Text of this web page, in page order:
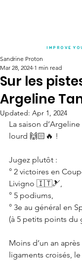
IMPROVE
Sur les
Argeline
Sandrine Proton
Mar 28, 2024 1 min read
Updated: Apr 1, 2024
La saison
lourd 🙌🏻🔥 !
Jugez plutôt :
° 2 victoires en
Livigno 🇮🇹🎿,
° 5 podiums,
° 3e au général en
(à 5 petits points du
Moins d’un an
ligaments croisés,